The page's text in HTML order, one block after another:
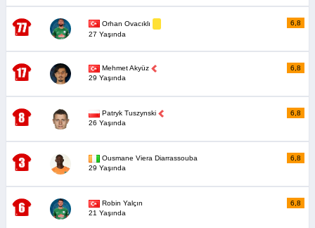
Orhan Ovacıklı
27 Yaşında
6,8
Mehmet Akyüz
29 Yaşında
6,8
Patryk Tuszynski
26 Yaşında
6,8
Ousmane Viera Diarrassouba
29 Yaşında
6,8
Robin Yalçın
21 Yaşında
6,8